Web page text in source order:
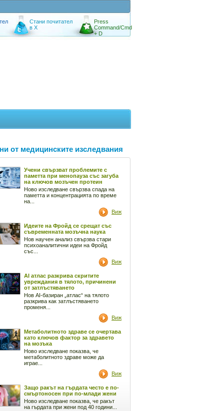
Стани почитател
в X
Press
Command/Cmd
+ D
от медицинските изследвания
Учени свързват проблемите с
паметта при менопауза със загуба
на ключов мозъчен протеин
Ново изследване свързва спада на
паметта и концентрацията по време
на...
Виж
Идеите на Фройд се срещат със
съвременната мозъчна наука
Нов научен анализ свързва стари
психоаналитични идеи на Фройд
със...
Виж
AI атлас разкрива скритите
увреждания в тялото, причинени
от затлъстяването
Нов AI-базиран „атлас“ на тялото
разкрива как затлъстяването
променя...
Виж
Метаболитното здраве се очертава
като ключов фактор за здравето
на мозъка
Ново изследване показва, че
метаболитното здраве може да
играе...
Виж
Защо ракът на гърдата често е по-
смъртоносен при по-млади жени
Ново изследване показва, че ракът
на гърдата при жени под 40 години...